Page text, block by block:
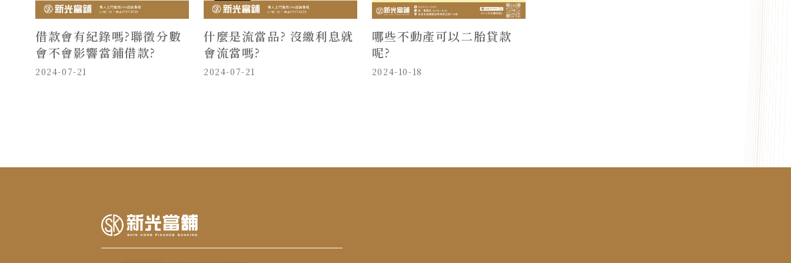
借款會有紀錄嗎?聯徵分數
會不會影響當鋪借款?
2024-07-21
什麼是流當品? 沒繳利息就
會流當嗎?
2024-07-21
哪些不動產可以二胎貸款
呢?
2024-10-18